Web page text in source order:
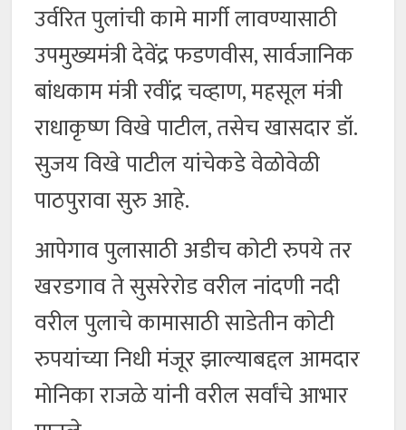
उर्वरित पुलांची कामे मार्गी लावण्यासाठी
उपमुख्यमंत्री देवेंद्र फडणवीस, सार्वजानिक
बांधकाम मंत्री रवींद्र चव्हाण, महसूल मंत्री
राधाकृष्ण विखे पाटील, तसेच खासदार डॉ.
सुजय विखे पाटील यांचेकडे वेळोवेळी
पाठपुरावा सुरु आहे.
आपेगाव पुलासाठी अडीच कोटी रुपये तर
खरडगाव ते सुसरेरोड वरील नांदणी नदी
वरील पुलाचे कामासाठी साडेतीन कोटी
रुपयांच्या निधी मंजूर झाल्याबद्दल आमदार
मोनिका राजळे यांनी वरील सर्वांचे आभार